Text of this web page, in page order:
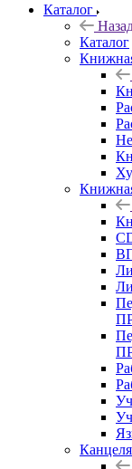
Каталог
Каталог